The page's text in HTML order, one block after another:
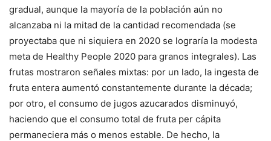
gradual, aunque la mayoría de la población aún no
alcanzaba ni la mitad de la cantidad recomendada (se
proyectaba que ni siquiera en 2020 se lograría la modesta
meta de Healthy People 2020 para granos integrales). Las
frutas mostraron señales mixtas: por un lado, la ingesta de
fruta entera aumentó constantemente durante la década;
por otro, el consumo de jugos azucarados disminuyó,
haciendo que el consumo total de fruta per cápita
permaneciera más o menos estable. De hecho, la